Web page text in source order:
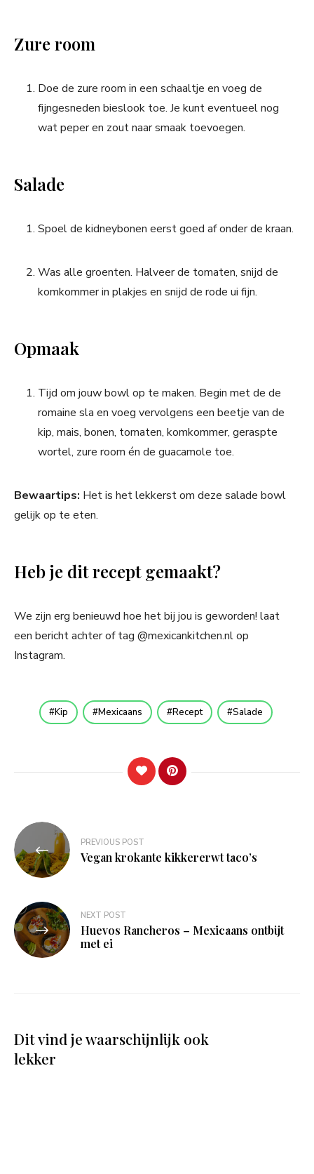
Zure room
Doe de zure room in een schaaltje en voeg de
fijngesneden bieslook toe. Je kunt eventueel nog
wat peper en zout naar smaak toevoegen.
Salade
Spoel de kidneybonen eerst goed af onder de kraan.
Was alle groenten. Halveer de tomaten, snijd de
komkommer in plakjes en snijd de rode ui fijn.
Opmaak
Tijd om jouw bowl op te maken. Begin met de de
romaine sla en voeg vervolgens een beetje van de
kip, mais, bonen, tomaten, komkommer, geraspte
wortel, zure room én de guacamole toe.
Bewaartips: Het is het lekkerst om deze salade bowl
gelijk op te eten.
Heb je dit recept gemaakt?
We zijn erg benieuwd hoe het bij jou is geworden! laat
een bericht achter of tag @mexicankitchen.nl op
Instagram.
Kip Mexicaans Recept Salade
Bericht
navigatie
PREVIOUS POST
Vegan krokante kikkererwt taco’s
NEXT POST
Huevos Rancheros – Mexicaans ontbijt
met ei
Dit vind je waarschijnlijk ook
lekker